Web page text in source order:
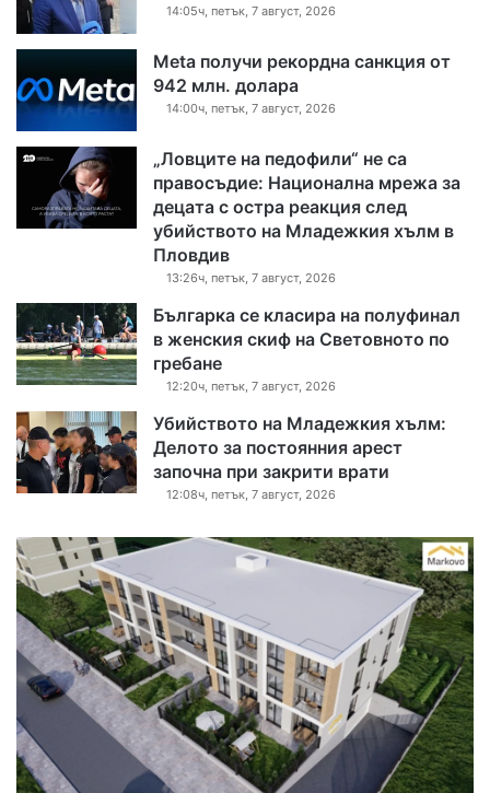
14:05ч, петък, 7 август, 2026
Meta получи рекордна санкция от
942 млн. долара
14:00ч, петък, 7 август, 2026
„Ловците на педофили“ не са
правосъдие: Национална мрежа за
децата с остра реакция след
убийството на Младежкия хълм в
Пловдив
13:26ч, петък, 7 август, 2026
Българка се класира на полуфинал
в женския скиф на Световното по
гребане
12:20ч, петък, 7 август, 2026
Убийството на Младежкия хълм:
Делото за постоянния арест
започна при закрити врати
12:08ч, петък, 7 август, 2026